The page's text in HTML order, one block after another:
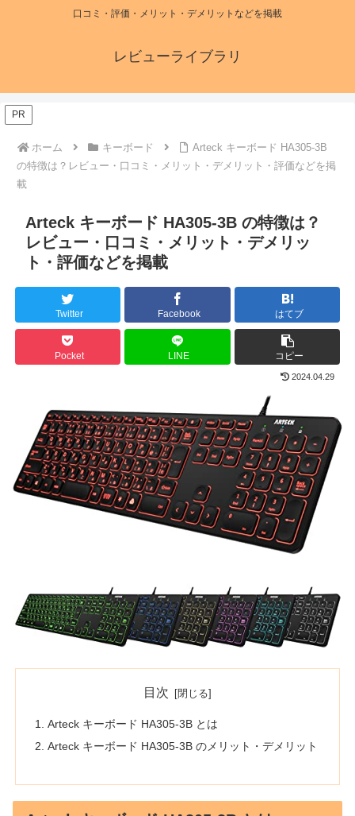
口コミ・評価・メリット・デメリットなどを掲載
レビューライブラリ
ホーム キーボード
Arteck キーボード HA305-3B
の特徴は？レビュー・口コミ・メリット・デメリット・評価などを掲
載
PR
Arteck キーボード HA305-3B の特徴は？
レビュー・口コミ・メリット・デメリッ
ト・評価などを掲載
Twitter Facebook はてブ
Pocket LINE コピー
2024.04.29
目次
Arteck キーボード HA305-3B とは
Arteck キーボード HA305-3B のメリット・デメリット